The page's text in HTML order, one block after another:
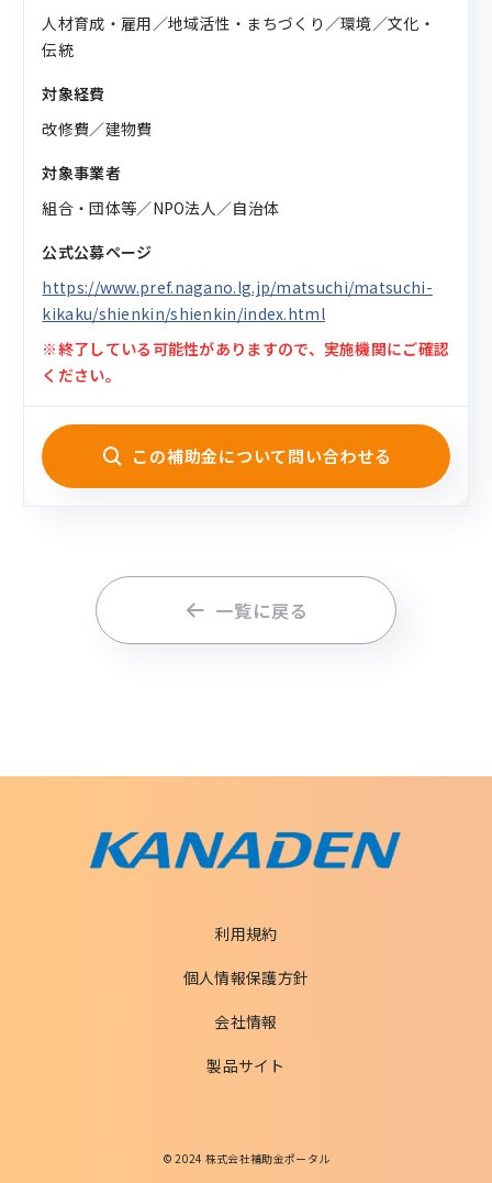
人材育成・雇用／地域活性・まちづくり／環境／文化・
伝統
対象経費
改修費／建物費
対象事業者
組合・団体等／NPO法人／自治体
公式公募ページ
https://www.pref.nagano.lg.jp/matsuchi/matsuchi-
kikaku/shienkin/shienkin/index.html
※終了している可能性がありますので、実施機関にご確認
ください。
この補助金について問い合わせる
一覧に戻る
利用規約
個人情報保護方針
会社情報
製品サイト
© 2024 株式会社補助金ポータル